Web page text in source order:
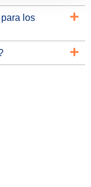
los